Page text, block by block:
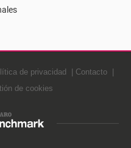
de privacidad
Contacto
de cookies